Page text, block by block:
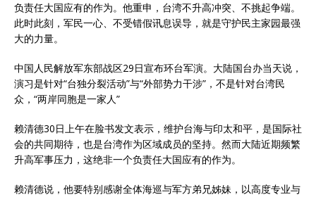
负责任大国应有的作为。他重申，台湾不升高冲突、不挑起争端。
此时此刻，军民一心、不受错假讯息误导，就是守护民主家园最强
大的力量。
中国人民解放军东部战区29日宣布环台军演。大陆国台办当天说，
演习是针对“台独分裂活动”与“外部势力干涉”，不是针对台湾民
众，“两岸同胞是一家人”
赖清德30日上午在脸书发文表示，维护台海与印太和平，是国际社
会的共同期待，也是台湾作为区域成员的坚持。然而大陆近期频繁
升高军事压力，这绝非一个负责任大国应有的作为。
赖清德说，他要特别感谢全体海巡与军方弟兄姊妹，以高度专业与